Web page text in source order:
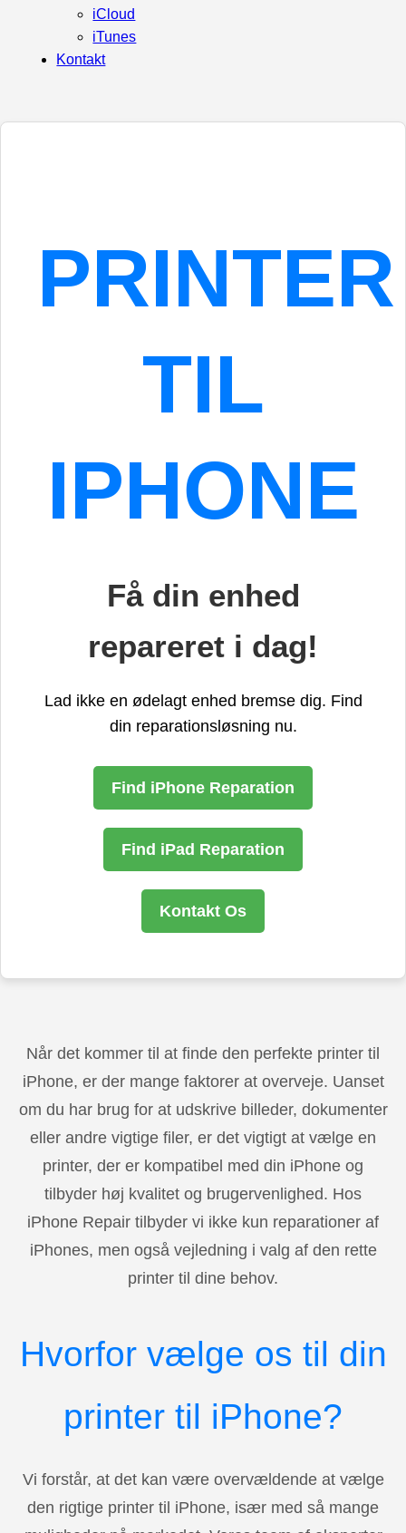
iCloud
iTunes
Kontakt
PRINTER
TIL
IPHONE
Få din enhed
repareret i dag!
Lad ikke en ødelagt enhed bremse dig. Find
din reparationsløsning nu.
Find iPhone Reparation
Find iPad Reparation
Kontakt Os
Når det kommer til at finde den perfekte printer til
iPhone, er der mange faktorer at overveje. Uanset
om du har brug for at udskrive billeder, dokumenter
eller andre vigtige filer, er det vigtigt at vælge en
printer, der er kompatibel med din iPhone og
tilbyder høj kvalitet og brugervenlighed. Hos
iPhone Repair tilbyder vi ikke kun reparationer af
iPhones, men også vejledning i valg af den rette
printer til dine behov.
Hvorfor vælge os til din
printer til iPhone?
Vi forstår, at det kan være overvældende at vælge
den rigtige printer til iPhone, især med så mange